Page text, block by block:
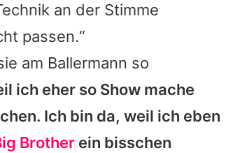
an der Stimme
passen.“
am Ballermann so
ich eher so Show mache
Ich bin da, weil ich eben
Brother ein bisschen